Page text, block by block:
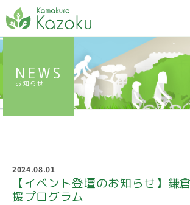
NEWS
お知らせ
2024.08.01
【イベント登壇のお知らせ】鎌
援プログラム